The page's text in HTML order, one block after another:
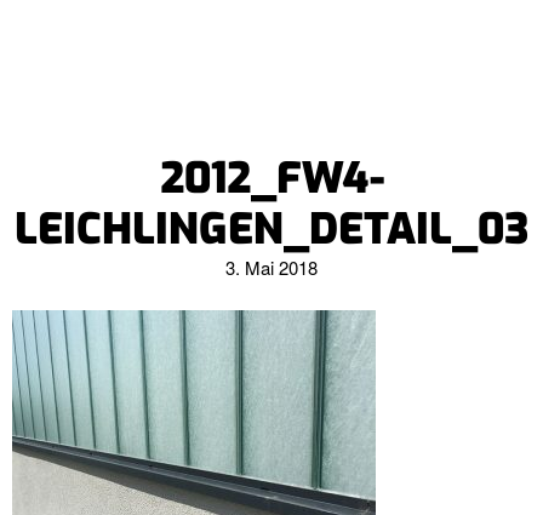
2012_FW4-
LEICHLINGEN_DETAIL_03
3. Mai 2018